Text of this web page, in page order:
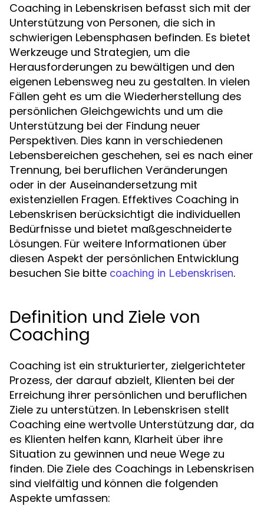
Coaching in Lebenskrisen befasst sich mit der
Unterstützung von Personen, die sich in
schwierigen Lebensphasen befinden. Es bietet
Werkzeuge und Strategien, um die
Herausforderungen zu bewältigen und den
eigenen Lebensweg neu zu gestalten. In vielen
Fällen geht es um die Wiederherstellung des
persönlichen Gleichgewichts und um die
Unterstützung bei der Findung neuer
Perspektiven. Dies kann in verschiedenen
Lebensbereichen geschehen, sei es nach einer
Trennung, bei beruflichen Veränderungen
oder in der Auseinandersetzung mit
existenziellen Fragen. Effektives Coaching in
Lebenskrisen berücksichtigt die individuellen
Bedürfnisse und bietet maßgeschneiderte
Lösungen. Für weitere Informationen über
diesen Aspekt der persönlichen Entwicklung
besuchen Sie bitte coaching in Lebenskrisen.
Definition und Ziele von
Coaching
Coaching ist ein strukturierter, zielgerichteter
Prozess, der darauf abzielt, Klienten bei der
Erreichung ihrer persönlichen und beruflichen
Ziele zu unterstützen. In Lebenskrisen stellt
Coaching eine wertvolle Unterstützung dar, da
es Klienten helfen kann, Klarheit über ihre
Situation zu gewinnen und neue Wege zu
finden. Die Ziele des Coachings in Lebenskrisen
sind vielfältig und können die folgenden
Aspekte umfassen: